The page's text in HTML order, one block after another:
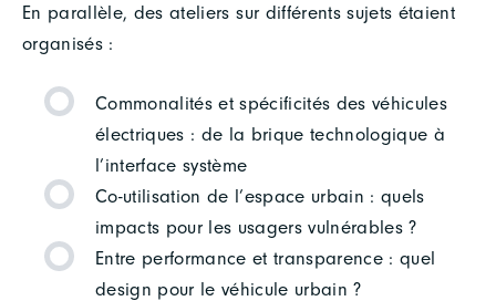
En parallèle, des ateliers sur différents sujets étaient
organisés :
Commonalités et spécificités des véhicules
électriques : de la brique technologique à
l’interface système
Co-utilisation de l’espace urbain : quels
impacts pour les usagers vulnérables ?
Entre performance et transparence : quel
design pour le véhicule urbain ?